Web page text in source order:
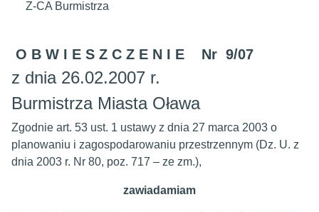
Z-CA Burmistrza
O B W I E S Z C Z E N I E Nr 9/07
z dnia 26.02.2007 r.
Burmistrza Miasta Oława
Zgodnie art. 53 ust. 1 ustawy z dnia 27 marca 2003 o
planowaniu i zagospodarowaniu przestrzennym (Dz. U. z
dnia 2003 r. Nr 80, poz. 717 – ze zm.),
zawiadamiam